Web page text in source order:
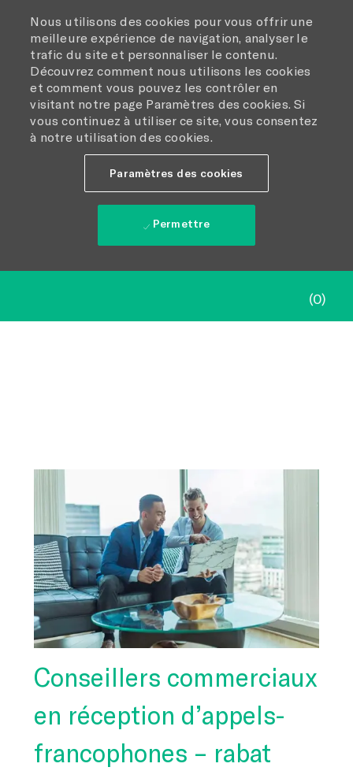
Nous utilisons des cookies pour vous offrir une
meilleure expérience de navigation, analyser le
trafic du site et personnaliser le contenu.
Découvrez comment nous utilisons les cookies
et comment vous pouvez les contrôler en
visitant notre page Paramètres des cookies. Si
vous continuez à utiliser ce site, vous consentez
à notre utilisation des cookies.
Paramètres des cookies
Permettre
(0)
Conseillers commerciaux
en réception d’appels-
francophones – rabat